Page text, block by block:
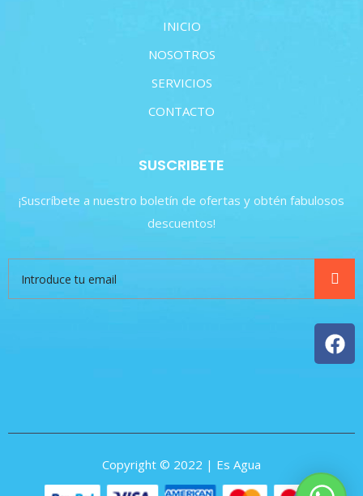
INICIO
NOSOTROS
SERVICIOS
CONTACTO
SUSCRIBETE
¡Suscríbete a nuestro boletín de ofertas y obtén fabulosos
descuentos!
Copyright © 2022 | Es Agua